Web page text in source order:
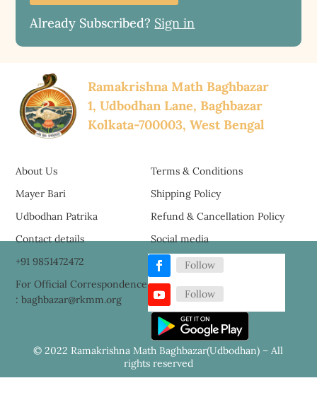
Already Subscribed? Sign in
Ramakrishna Math Baghbazar
1, Udbodhan Lane, Baghbazar
Kolkata-700003, West Bengal
About Us
Mayer Bari
Udbodhan Patrika
Terms & Conditions
Shipping Policy
Refund & Cancellation Policy
Contact details
+91 9851472472
For Official Correspondence
: baghbazar@rkmm.org
Social media
Follow
Follow
© 2022 Ramakrishna Math Baghbazar(Udbodhan) – All
rights reserved